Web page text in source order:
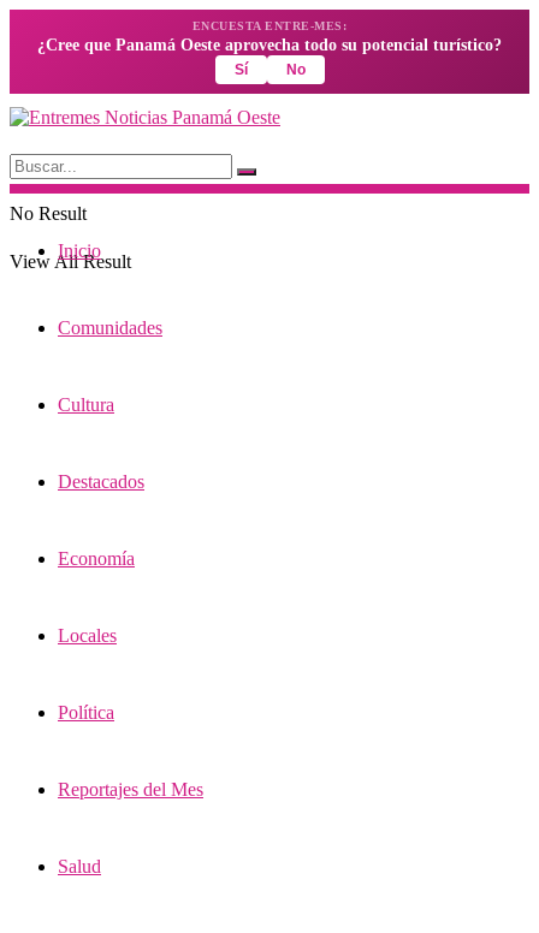
ENCUESTA ENTRE-MES:
¿Cree que Panamá Oeste aprovecha todo su potencial turístico?
Sí No
No Result
View All Result
Inicio
Comunidades
Cultura
Destacados
Economía
Locales
Política
Reportajes del Mes
Salud